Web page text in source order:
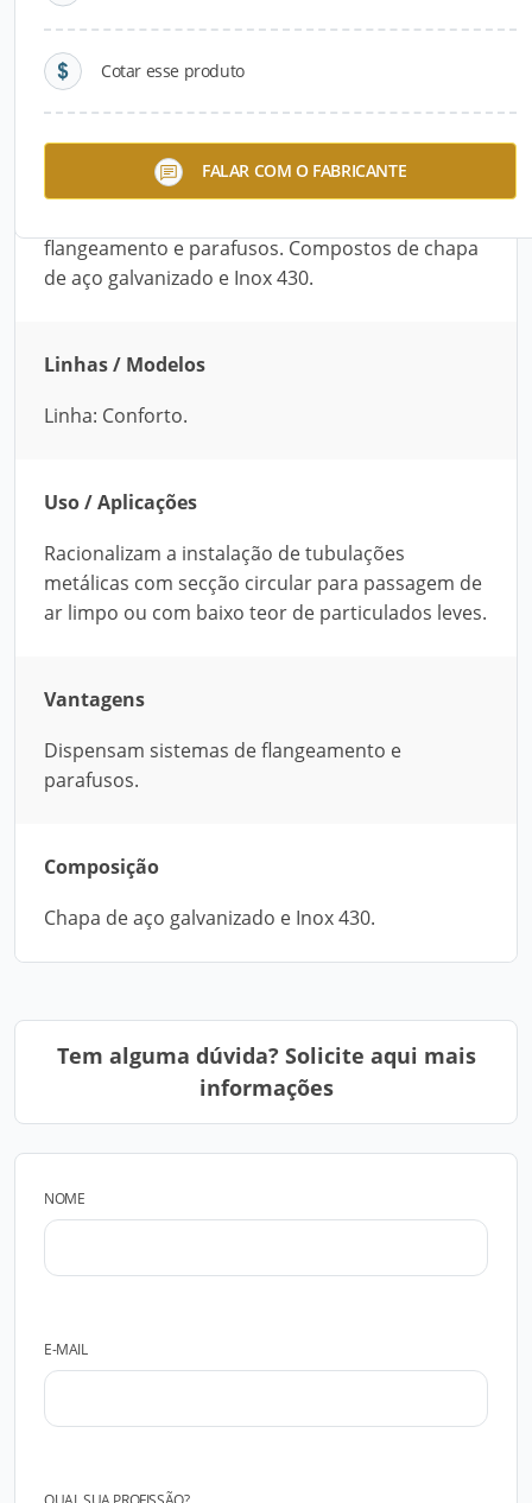
Cotar esse produto
FALAR COM O FABRICANTE
Os Dutos Projelmec têm como objetivo
ou com baixo teor de particulados leves. São
montados por sistema de abraçadeiras,
flangeamento e parafusos. Compostos de chapa
de aço galvanizado e Inox 430.
Linhas / Modelos
Linha: Conforto.
Uso / Aplicações
Racionalizam a instalação de tubulações
metálicas com secção circular para passagem de
ar limpo ou com baixo teor de particulados leves.
Vantagens
Dispensam sistemas de flangeamento e
parafusos.
Composição
Chapa de aço galvanizado e Inox 430.
Tem alguma dúvida? Solicite aqui mais
informações
NOME
E-MAIL